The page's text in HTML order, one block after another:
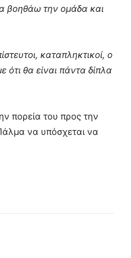
βοηθάω την ομάδα και
καταπληκτικοί, ο
θα είναι πάντα δίπλα
πορεία του προς την
να υπόσχεται να